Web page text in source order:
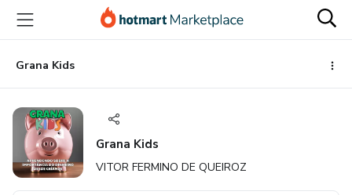
para
conteúdo
principal
para
pagamento
para
rodapé
Grana Kids
Grana Kids
VITOR FERMINO DE QUEIROZ